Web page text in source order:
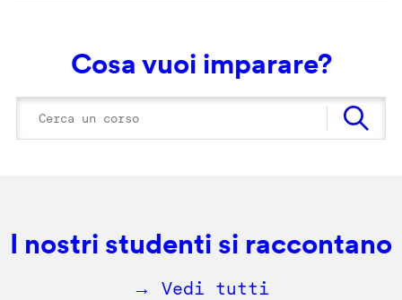
Cosa vuoi imparare?
I nostri studenti si raccontano
→ Vedi tutti